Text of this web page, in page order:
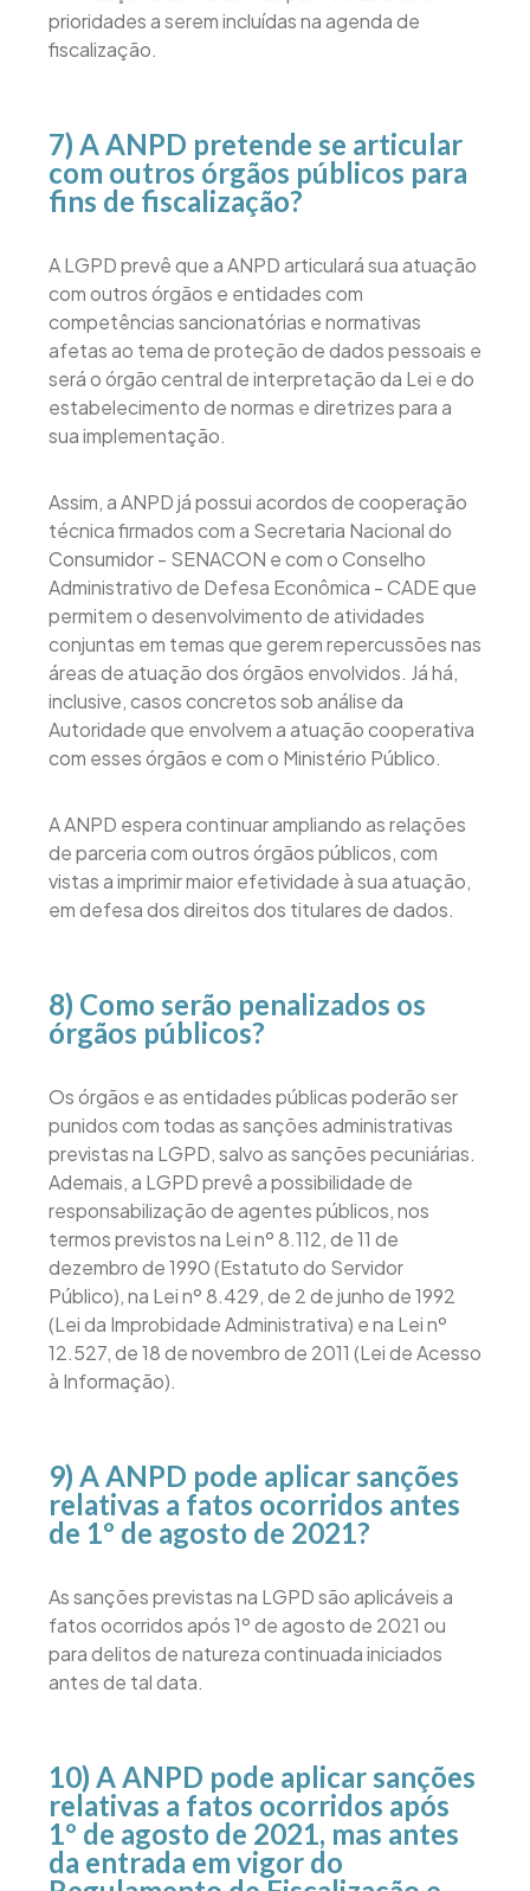
prioridades a serem incluídas na agenda de
fiscalização.
7) A ANPD pretende se articular
com outros órgãos públicos para
fins de fiscalização?
A LGPD prevê que a ANPD articulará sua atuação
com outros órgãos e entidades com
competências sancionatórias e normativas
afetas ao tema de proteção de dados pessoais e
será o órgão central de interpretação da Lei e do
estabelecimento de normas e diretrizes para a
sua implementação.
Assim, a ANPD já possui acordos de cooperação
técnica firmados com a Secretaria Nacional do
Consumidor - SENACON e com o Conselho
Administrativo de Defesa Econômica - CADE que
permitem o desenvolvimento de atividades
conjuntas em temas que gerem repercussões nas
áreas de atuação dos órgãos envolvidos. Já há,
inclusive, casos concretos sob análise da
Autoridade que envolvem a atuação cooperativa
com esses órgãos e com o Ministério Público.
A ANPD espera continuar ampliando as relações
de parceria com outros órgãos públicos, com
vistas a imprimir maior efetividade à sua atuação,
em defesa dos direitos dos titulares de dados.
8) Como serão penalizados os
órgãos públicos?
Os órgãos e as entidades públicas poderão ser
punidos com todas as sanções administrativas
previstas na LGPD, salvo as sanções pecuniárias.
Ademais, a LGPD prevê a possibilidade de
responsabilização de agentes públicos, nos
termos previstos na Lei nº 8.112, de 11 de
dezembro de 1990 (Estatuto do Servidor
Público), na Lei nº 8.429, de 2 de junho de 1992
(Lei da Improbidade Administrativa) e na Lei nº
12.527, de 18 de novembro de 2011 (Lei de Acesso
à Informação).
9) A ANPD pode aplicar sanções
relativas a fatos ocorridos antes
de 1º de agosto de 2021?
As sanções previstas na LGPD são aplicáveis a
fatos ocorridos após 1º de agosto de 2021 ou
para delitos de natureza continuada iniciados
antes de tal data.
10) A ANPD pode aplicar sanções
relativas a fatos ocorridos após
1º de agosto de 2021, mas antes
da entrada em vigor do